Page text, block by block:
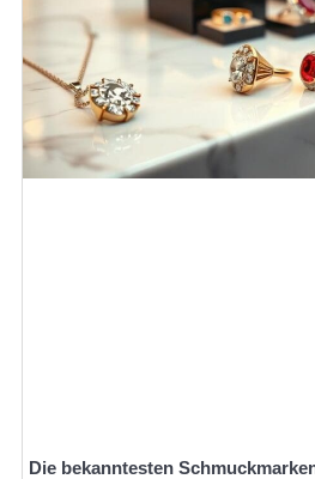
Die bekanntesten